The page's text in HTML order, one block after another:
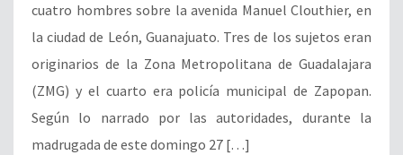
cuatro hombres sobre la avenida Manuel Clouthier, en
la ciudad de León, Guanajuato. Tres de los sujetos eran
originarios de la Zona Metropolitana de Guadalajara
(ZMG) y el cuarto era policía municipal de Zapopan.
Según lo narrado por las autoridades, durante la
madrugada de este domingo 27 […]